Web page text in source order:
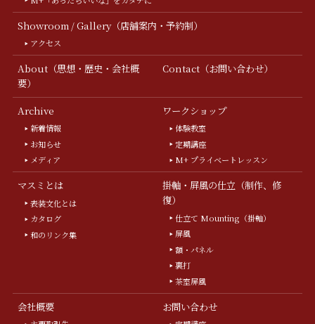
Showroom / Gallery（店舗案内・予約制）
アクセス
About（思想・歴史・会社概
要）
Contact（お問い合わせ）
Archive
新着情報
お知らせ
メディア
ワークショップ
体験教室
定期講座
M+ プライベートレッスン
マスミとは
表装文化とは
カタログ
和のリンク集
掛軸・屏風の仕立（制作、修
復）
仕立て Mounting（掛軸）
屏風
額・パネル
裏打
茶室屏風
会社概要 お問い合わせ